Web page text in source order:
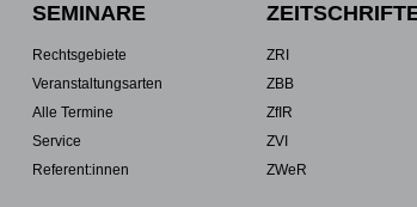
SEMINARE
Rechtsgebiete
Veranstaltungsarten
Alle Termine
Service
Referent:innen
ZRI
ZBB
ZfIR
ZVI
ZWeR